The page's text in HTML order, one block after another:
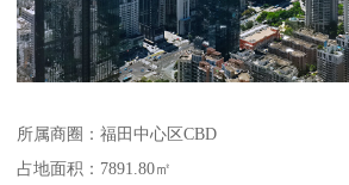
所属商圈：福田中心区CBD
占地面积：7891.80㎡